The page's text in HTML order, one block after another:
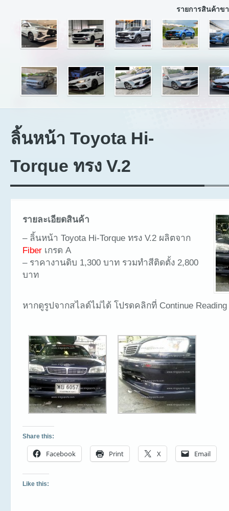
รายการสินค้าข
ลิ้นหน้า Toyota Hi-
Torque ทรง V.2
รายละเอียดสินค้า
– ลิ้นหน้า Toyota Hi-Torque ทรง V.2 ผลิตจาก
Fiber เกรด A
– ราคางานดิบ 1,300 บาท รวมทำสีติดตั้ง 2,800
บาท
หากดูรูปจากสไลด์ไม่ได้ โปรดคลิกที่ Continue Reading
Share this:
Facebook Print X Email
Like this: